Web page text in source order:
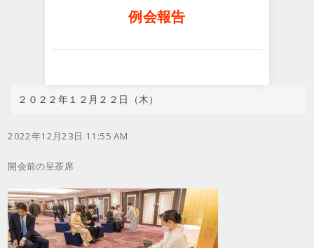
例会報告
２０２２年１２月２２日（木）
2022年12月23日 11:55 AM
開会前の呈茶席